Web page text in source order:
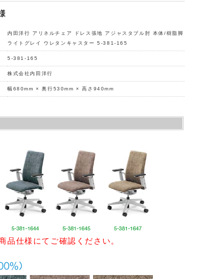
内田洋行 アリネルチェア ドレス張地 アジャスタブル肘 本体/樹脂脚
ライトグレイ ウレタンキャスター 5-381-165
5-381-165
株式会社内田洋行
幅680mm × 奥行530mm × 高さ940mm
仕様にてご確認ください。